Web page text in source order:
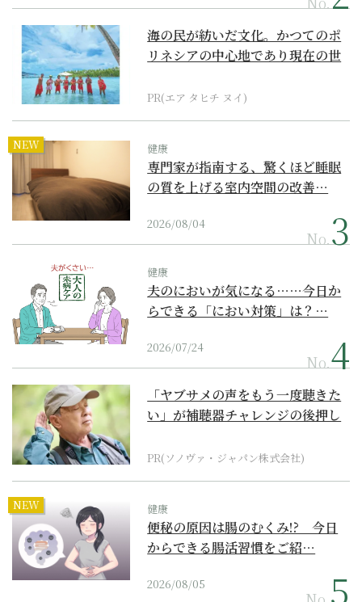
海の民が紡いだ文化。かつてのポ
リネシアの中心地であり現在の世
PR(エア タヒチ ヌイ)
NEW 健康
専門家が指南する、驚くほど睡眠
の質を上げる室内空間の改善…
2026/08/04
No.
健康
夫のにおいが気になる……今日か
らできる「におい対策」は？…
2026/07/24
No.
「ヤブサメの声をもう一度聴きた
い」が補聴器チャレンジの後押し
PR(ソノヴァ・ジャパン株式会社)
NEW 健康
便秘の原因は腸のむくみ!? 今日
からできる腸活習慣をご紹…
2026/08/05